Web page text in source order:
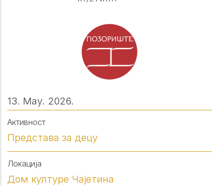
13. May. 2026.
Активност
Представа за децу
Локација
Дом културе Чајетина